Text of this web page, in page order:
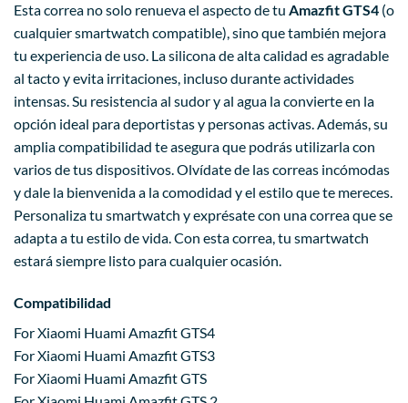
Esta correa no solo renueva el aspecto de tu Amazfit GTS4 (o
cualquier smartwatch compatible), sino que también mejora
tu experiencia de uso. La silicona de alta calidad es agradable
al tacto y evita irritaciones, incluso durante actividades
intensas. Su resistencia al sudor y al agua la convierte en la
opción ideal para deportistas y personas activas. Además, su
amplia compatibilidad te asegura que podrás utilizarla con
varios de tus dispositivos. Olvídate de las correas incómodas
y dale la bienvenida a la comodidad y el estilo que te mereces.
Personaliza tu smartwatch y exprésate con una correa que se
adapta a tu estilo de vida. Con esta correa, tu smartwatch
estará siempre listo para cualquier ocasión.
Compatibilidad
For Xiaomi Huami Amazfit GTS4
For Xiaomi Huami Amazfit GTS3
For Xiaomi Huami Amazfit GTS